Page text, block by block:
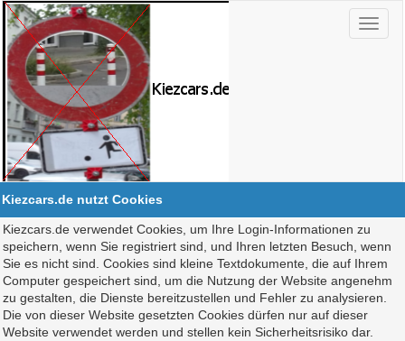
Kiezcars.de nutzt Cookies
Kiezcars.de verwendet Cookies, um Ihre Login-Informationen zu
speichern, wenn Sie registriert sind, und Ihren letzten Besuch, wenn
Sie es nicht sind. Cookies sind kleine Textdokumente, die auf Ihrem
Computer gespeichert sind, um die Nutzung der Website angenehm
zu gestalten, die Dienste bereitzustellen und Fehler zu analysieren.
Die von dieser Website gesetzten Cookies dürfen nur auf dieser
Website verwendet werden und stellen kein Sicherheitsrisiko dar.